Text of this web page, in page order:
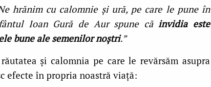
hrănim cu calomnie şi ură, pe care le pune în
Ioan Gură de Aur spune căinvidia este
bune ale semenilor noştri.”
şi calomnia pe care le revărsăm asupra
efecte în propria noastră viaţă: